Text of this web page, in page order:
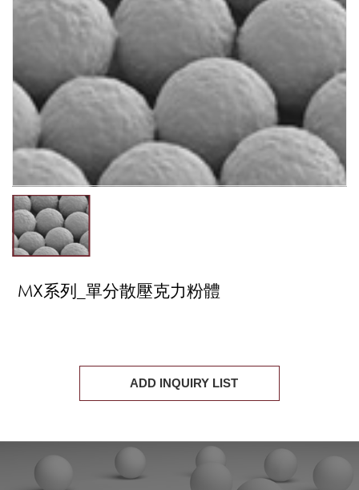
MX系列_單分散壓克力粉體
ADD INQUIRY LIST